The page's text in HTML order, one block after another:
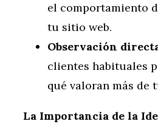
el comportamiento
tu sitio web.
Observación
clientes habituales
qué valoran más de
La Importancia de la